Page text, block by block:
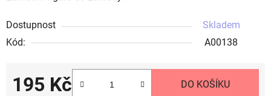
Dostupnost
Skladem
Kód:
A00138
195 Kč DO KOŠÍKU